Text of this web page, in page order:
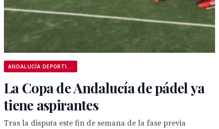
La Copa de Andalucía de pádel ya
tiene aspirantes
Tras la disputa este fin de semana de la fase previa